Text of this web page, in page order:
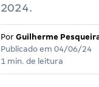
2024.
Por Guilherme
Publicado em 04/06/24
1 min. de leitura